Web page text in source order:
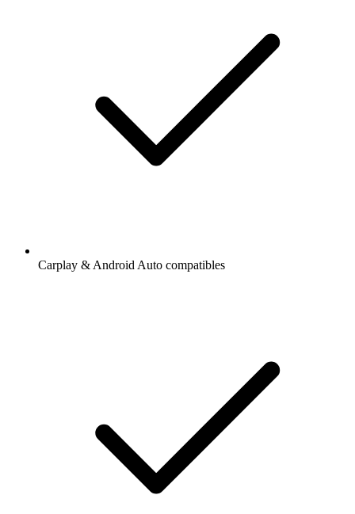
Carplay & Android Auto compatibles